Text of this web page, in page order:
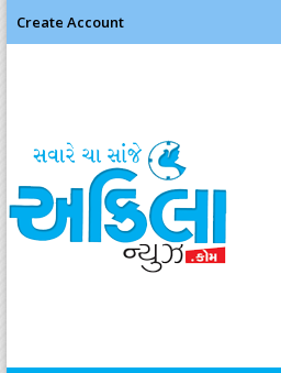
Create Account